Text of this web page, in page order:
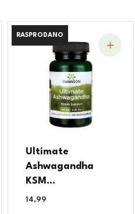
RASPRODANO
RASPRODANO
Ultimate
Ashwagandha
KSM...
14,99